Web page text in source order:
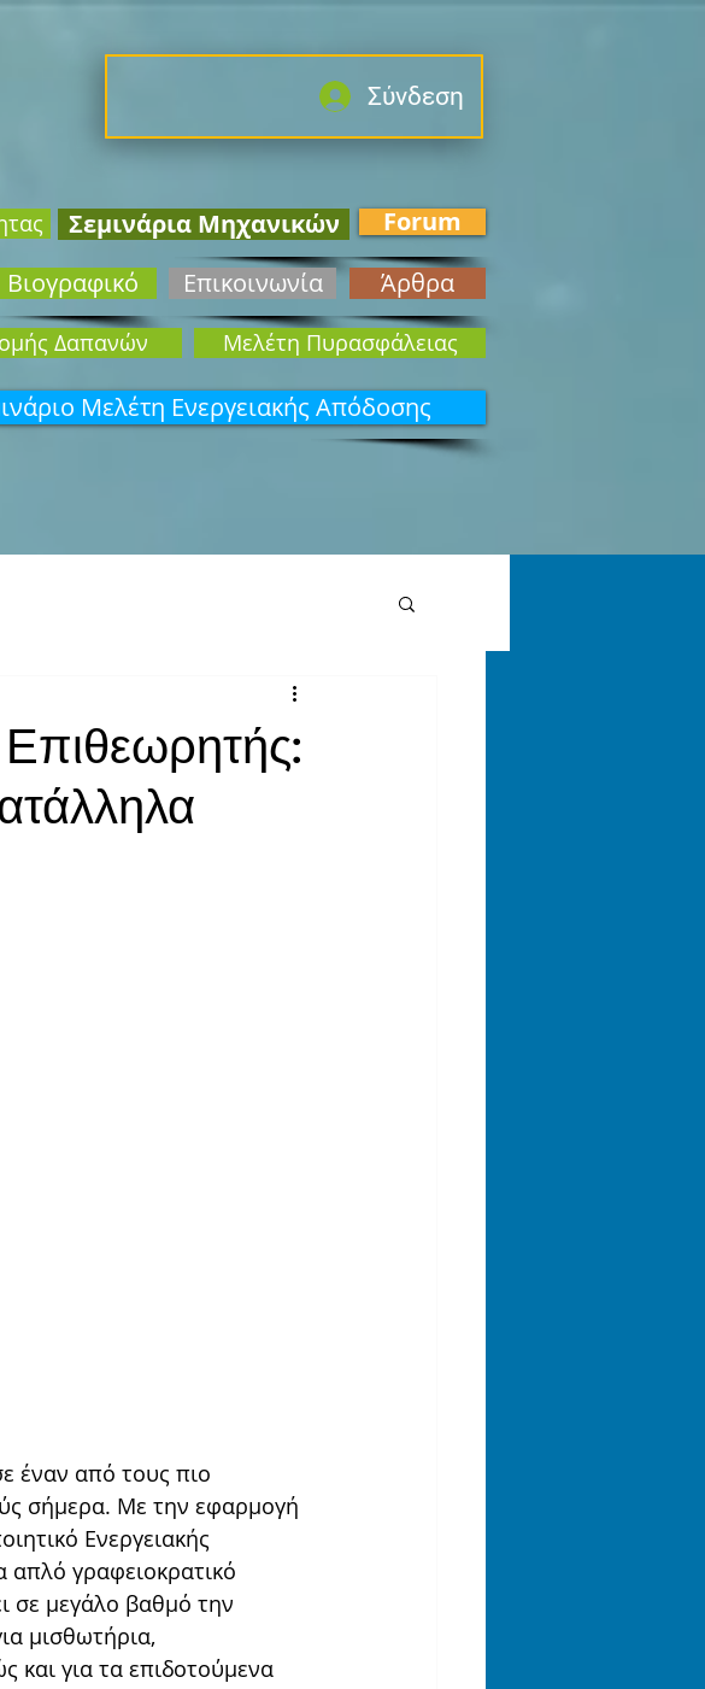
Σύνδεση
Σεμινάρια Μηχανικών Forum
Βιογραφικό Επικοινωνία Άρθρα
Δαπανών Mελέτη Πυρασφάλειας
Μελέτη Ενεργειακής Απόδοσης
έναν από τους πιο
σήμερα. Με την εφαρμογή
Ενεργειακής
γραφειοκρατικό
σε μεγάλο βαθμό την
μισθωτήρια,
και για τα επιδοτούμενα